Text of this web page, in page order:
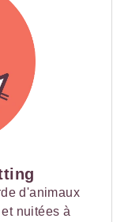
d'animaux
nuitées à